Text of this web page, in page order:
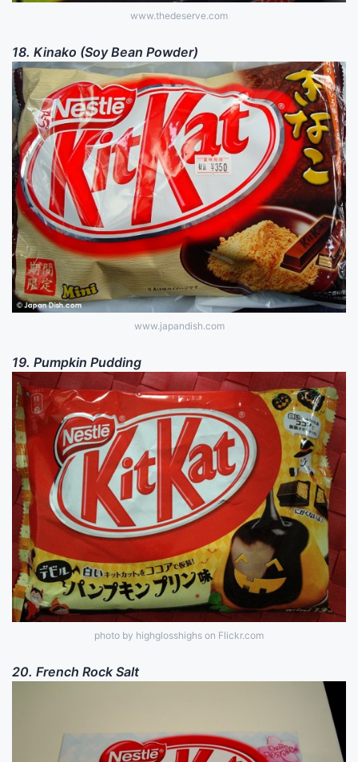
www.thedeserve.com
18. Kinako (Soy Bean Powder)
www.japandish.com
19. Pumpkin Pudding
photo by highglosshighs on Flickr.com
20. French Rock Salt